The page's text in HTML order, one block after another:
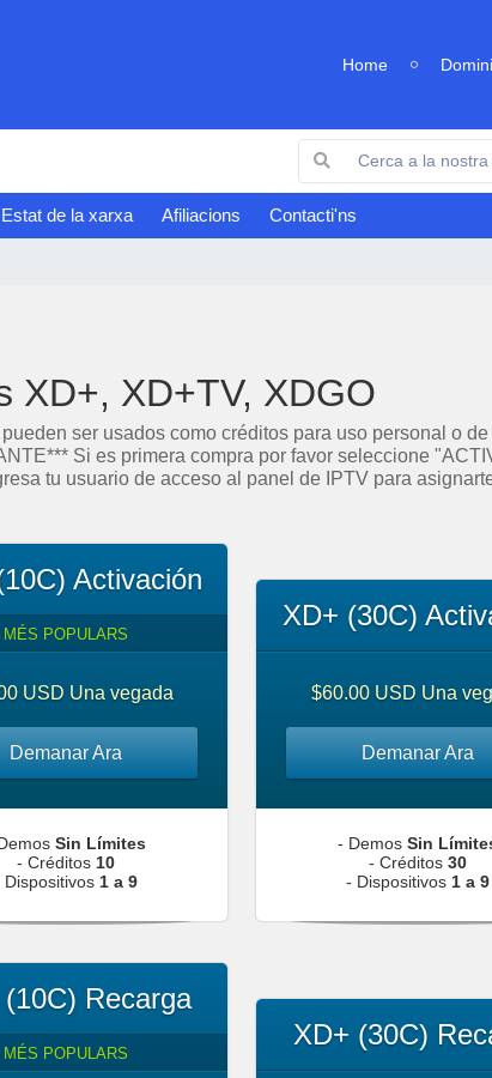
Home
Estat de la xarxa Afiliacions Contacti'ns
XD+, XD+TV, XDGO
ser usados como créditos para uso personal o
Si es primera compra por favor seleccione
tu usuario de acceso al panel de IPTV para
Activación
MÉS POPULARS
USD Una vegada
Demanar Ara
Sin Límites
- Créditos 10
Dispositivos 1 a 9
XD+ (30C)
$60.00 USD Una
Demanar Ara
- Demos Sin
- Créditos 30
- Dispositivos 1 a 9
Recarga
MÉS POPULARS
XD+ (30C)